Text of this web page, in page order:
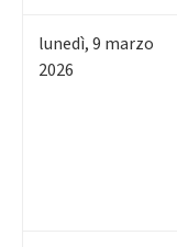
lunedì,9 marzo
2026